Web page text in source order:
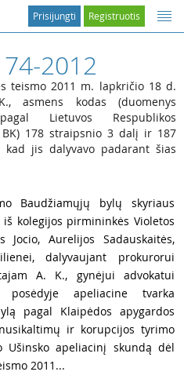
Registruotis
Prisijungti
2012
teismo 2011 m. lapkričio 18 d.
asmens kodas (duomenys
Lietuvos Respublikos
178 straipsnio 3 dalį ir 187
jis dalyvavo padarant šias
Baudžiamųjų bylų skyriaus
kolegijos pirmininkės Violetos
Jocio, Aurelijos Sadauskaitės,
dalyvaujant prokurorui
A. K., gynėjui advokatui
apeliacine tvarka
pagal Klaipėdos apygardos
ir korupcijos tyrimo
Ušinsko apeliacinį skundą dėl
2011...